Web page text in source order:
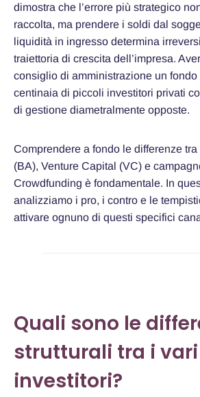
dimostra che l’errore più strategico
raccolta, ma prendere i soldi dal
liquidità in ingresso determina
traiettoria di crescita dell’impresa.
consiglio di amministrazione un
centinaia di piccoli investitori privati
di gestione diametralmente opposte.
Comprendere a fondo le differenze
(BA), Venture Capital (VC) e
Crowdfunding è fondamentale. In
analizziamo i pro, i contro e le
attivare ognuno di questi specifici
Quali sono le
strutturali tra i vari
investitori?